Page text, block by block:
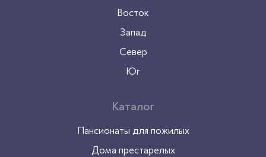
Восток
Запад
Север
Юг
Каталог
Пансионаты для пожилых
Дома престарелых